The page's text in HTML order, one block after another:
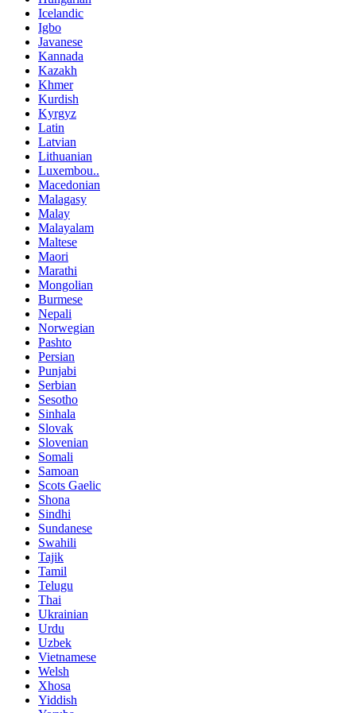
Icelandic
Igbo
Javanese
Kannada
Kazakh
Khmer
Kurdish
Kyrgyz
Latin
Latvian
Lithuanian
Luxembou..
Macedonian
Malagasy
Malay
Malayalam
Maltese
Maori
Marathi
Mongolian
Burmese
Nepali
Norwegian
Pashto
Persian
Punjabi
Serbian
Sesotho
Sinhala
Slovak
Slovenian
Somali
Samoan
Scots Gaelic
Shona
Sindhi
Sundanese
Swahili
Tajik
Tamil
Telugu
Thai
Ukrainian
Urdu
Uzbek
Vietnamese
Welsh
Xhosa
Yiddish